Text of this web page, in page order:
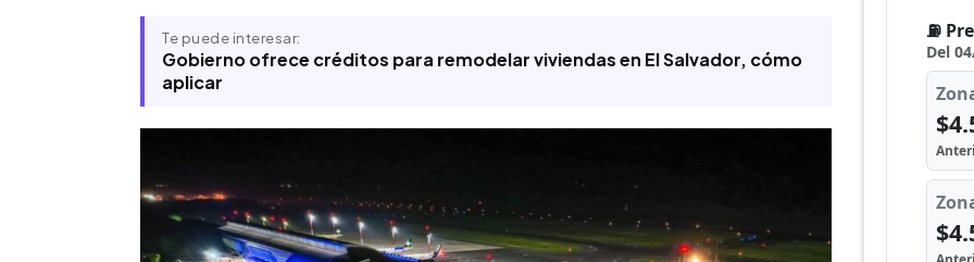
Te puede interesar:
Gobierno ofrece créditos para remodelar viviendas en El Salvador, cómo
aplicar